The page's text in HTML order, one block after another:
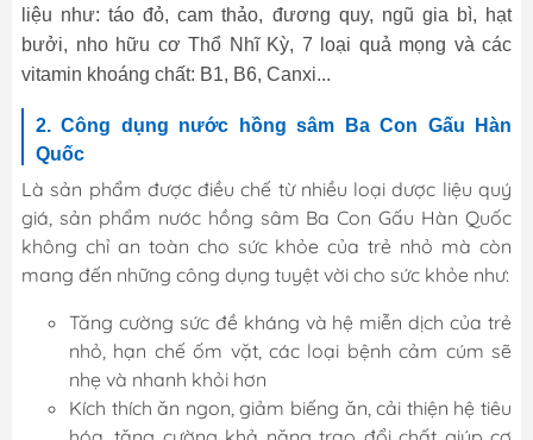
liệu như: táo đỏ, cam thảo, đương quy, ngũ gia bì, hạt
bưởi, nho hữu cơ Thổ Nhĩ Kỳ, 7 loại quả mọng và các
vitamin khoáng chất: B1, B6, Canxi...
2. Công dụng nước hồng sâm Ba Con Gấu Hàn
Quốc
Là sản phẩm được điều chế từ nhiều loại dược liệu quý
giá, sản phẩm nước hồng sâm Ba Con Gấu Hàn Quốc
không chỉ an toàn cho sức khỏe của trẻ nhỏ mà còn
mang đến những công dụng tuyệt vời cho sức khỏe như:
Tăng cường sức đề kháng và hệ miễn dịch của trẻ
nhỏ, hạn chế ốm vặt, các loại bệnh cảm cúm sẽ
nhẹ và nhanh khỏi hơn
Kích thích ăn ngon, giảm biếng ăn, cải thiện hệ tiêu